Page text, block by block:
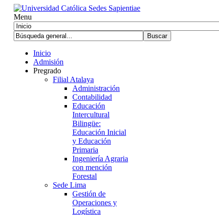
Menu
Inicio
Admisión
Pregrado
Filial Atalaya
Administración
Contabilidad
Educación
Intercultural
Bilingüe:
Educación Inicial
y Educación
Primaria
Ingeniería Agraria
con mención
Forestal
Sede Lima
Gestión de
Operaciones y
Logística